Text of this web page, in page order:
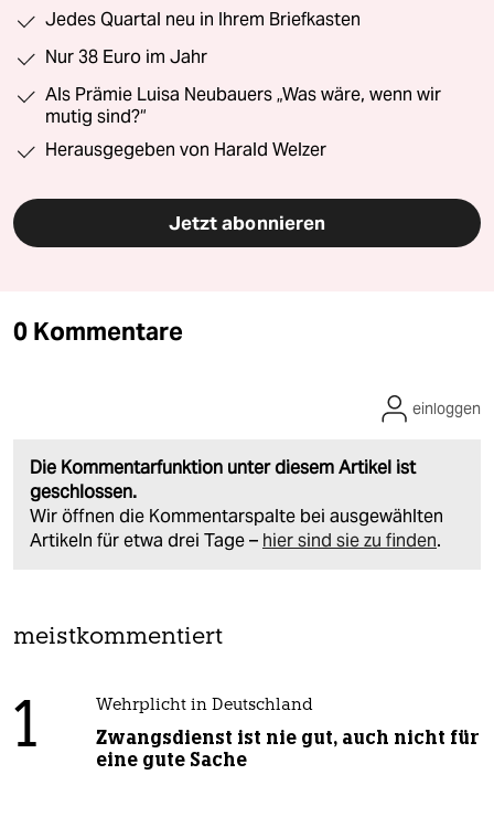
Jedes Quartal neu in Ihrem Briefkasten
Nur 38 Euro im Jahr
Als Prämie Luisa Neubauers „Was wäre, wenn wir
mutig sind?“
Herausgegeben von Harald Welzer
Jetzt abonnieren
0 Kommentare
Die Kommentarfunktion unter diesem Artikel ist
geschlossen.
Wir öffnen die Kommentarspalte bei ausgewählten
Artikeln für etwa drei Tage – hier sind sie zu finden.
einloggen
meistkommentiert
1 Wehrplicht in Deutschland
Zwangsdienst ist nie gut, auch nicht für
eine gute Sache